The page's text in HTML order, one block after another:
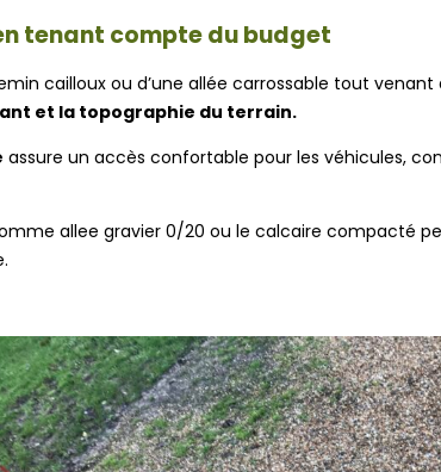
tenant compte du budget
cailloux ou d’une allée carrossable tout
et la topographie du terrain.
assure un accès confortable pour les véhicules,
allee gravier 0/20 ou le calcaire compacté